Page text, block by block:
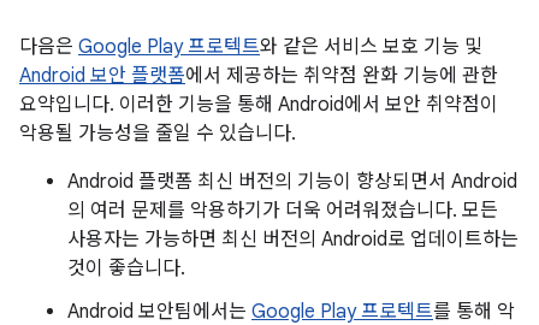
다음은 Google Play 프로텍트와 같은 서비스 보호 기능 및
Android 보안 플랫폼에서 제공하는 취약점 완화 기능에 관한
요약입니다. 이러한 기능을 통해 Android에서 보안 취약점이
악용될 가능성을 줄일 수 있습니다.
Android 플랫폼 최신 버전의 기능이 향상되면서 Android
의 여러 문제를 악용하기가 더욱 어려워졌습니다. 모든
사용자는 가능하면 최신 버전의 Android로 업데이트하는
것이 좋습니다.
Android 보안팀에서는 Google Play 프로텍트를 통해 악